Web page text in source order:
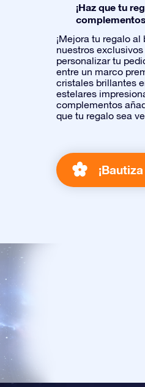
¡Haz que tu
¡Mejora tu regalo
nuestros
personalizar tu
entre un marco
cristales brillantes
estelares
complementos
que tu regalo sea